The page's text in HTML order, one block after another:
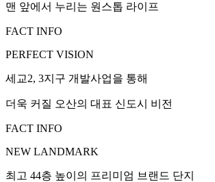
맨 앞에서 누리는 원스톱 라이프
FACT INFO
PERFECT VISION
세교2, 3지구 개발사업을 통해
더욱 커질 오산의 대표 신도시 비전
FACT INFO
NEW LANDMARK
최고 44층 높이의 프리미엄 브랜드 단지